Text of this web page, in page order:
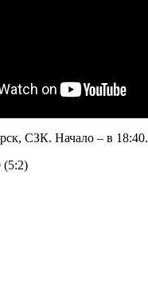
СЗК. Начало – в 18:40.
(5:2)